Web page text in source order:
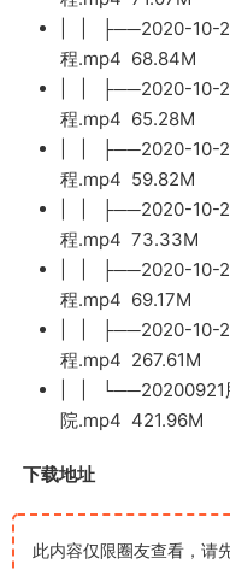
| | ├──2020-10-
程.mp4 68.84M
| | ├──2020-10-
程.mp4 65.28M
| | ├──2020-10-
程.mp4 59.82M
| | ├──2020-10-
程.mp4 73.33M
| | ├──2020-10-
程.mp4 69.17M
| | ├──2020-10-
程.mp4 267.61M
| | └──20200921
院.mp4 421.96M
下载地址
此内容仅限圈友查看，请